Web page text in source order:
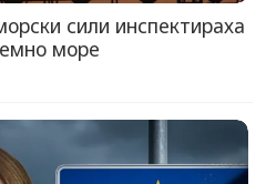
сили инспектираха
море